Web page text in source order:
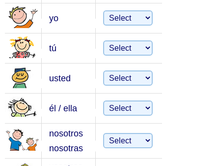
yo
tú
usted
él / ella
nosotros
nosotras